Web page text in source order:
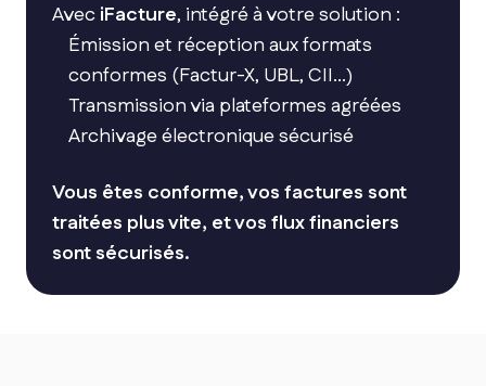
AveciFacture, intégré à votre solution :
Émission et réception aux formats
conformes (Factur-X, UBL, CII…)
Transmission via plateformes agréées
Archivage électronique sécurisé
Vous êtes conforme, vos factures sont
traitées plus vite, et vos flux financiers
sont sécurisés.